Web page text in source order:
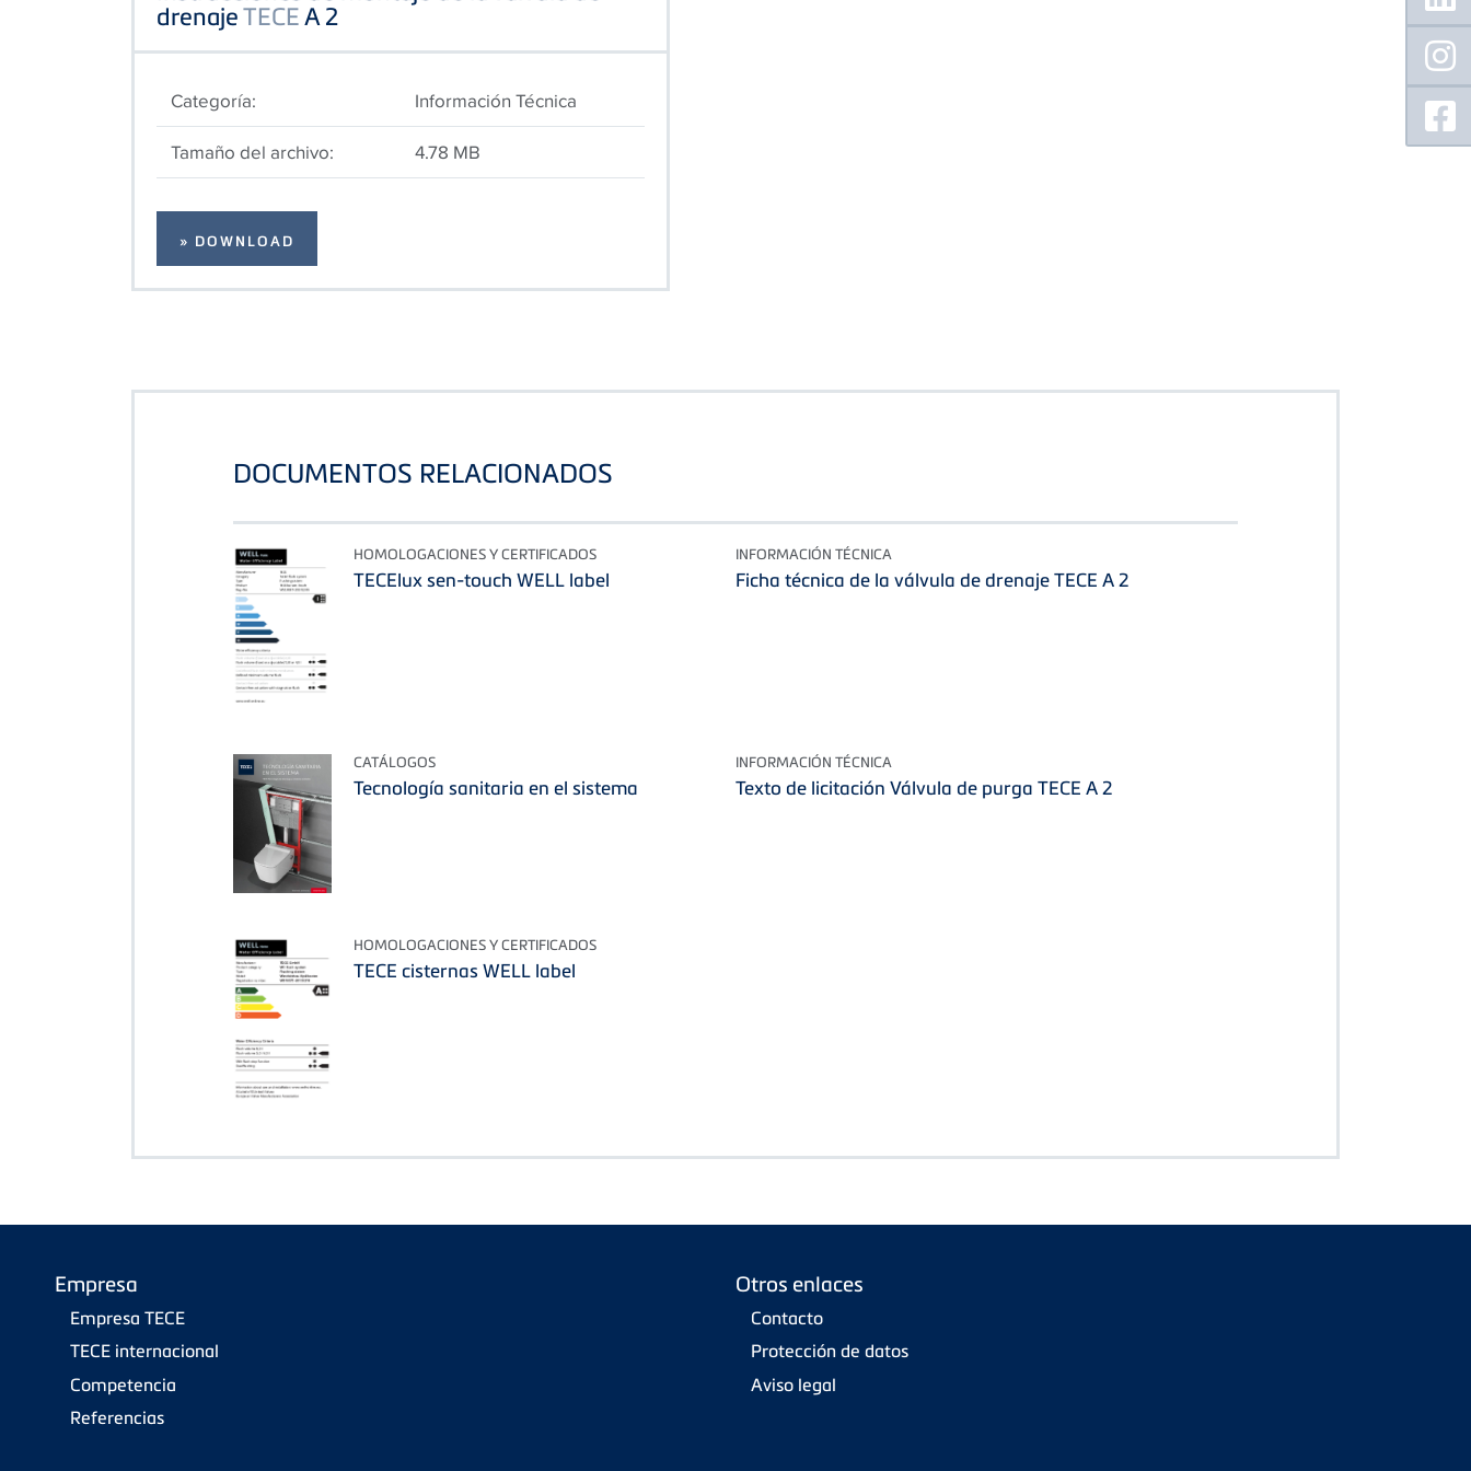
drenajeTECEA 2
Categoría:
Información Técnica
Tamaño del archivo:
4.78 MB
» DOWNLOAD
DOCUMENTOS RELACIONADOS
HOMOLOGACIONES Y CERTIFICADOS
TECElux sen-touch WELL label
INFORMACIÓN TÉCNICA
Ficha técnica de la válvula de drenaje TECE A 2
CATÁLOGOS
Tecnología sanitaria en el sistema
INFORMACIÓN TÉCNICA
Texto de licitación Válvula de purga TECE A 2
HOMOLOGACIONES Y CERTIFICADOS
TECE cisternas WELL label
Empresa
Empresa TECE
TECE internacional
Competencia
Referencias
Otros enlaces
Contacto
Protección de datos
Aviso legal